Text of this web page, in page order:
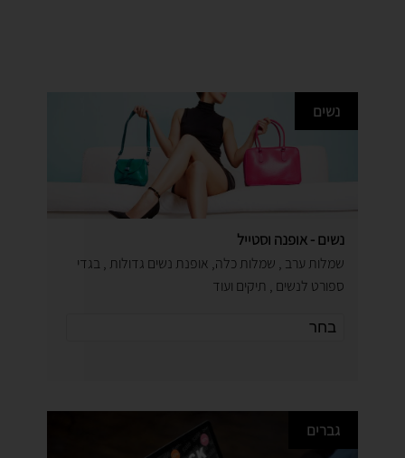
נשים
נשים - אופנה וסטייל
שמלות ערב , שמלות כלה, אופנת נשים גדולות , בגדי
ספורט לנשים , תיקים ועוד
גברים